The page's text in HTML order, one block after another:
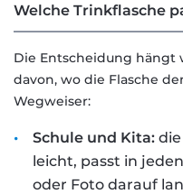
Welche Trinkflasche
Die Entscheidung hängt
davon, wo die Flasche
Wegweiser:
Schule und Kita:die
leicht, passt in
oder Foto darauf